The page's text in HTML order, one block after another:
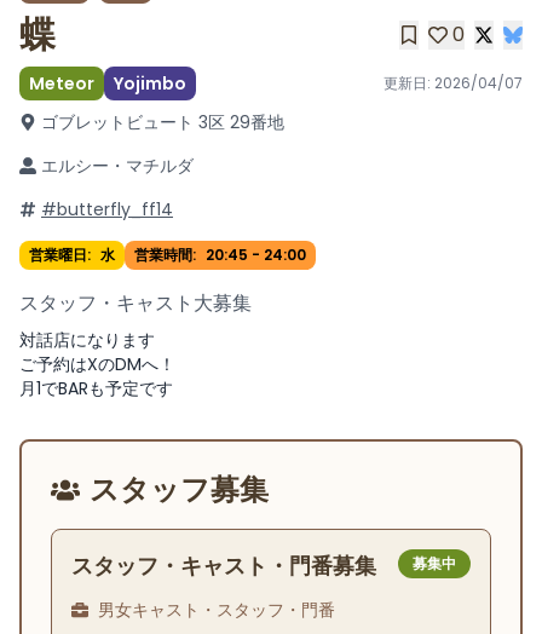
蝶 0
Meteor Yojimbo 更新日: 2026/04/07
ゴブレットビュート 3区 29番地
エルシー・マチルダ
#butterfly_ff14
営業曜日: 水 営業時間: 20:45 - 24:00
スタッフ・キャスト大募集
対話店になります
ご予約はXのDMへ！
月1でBARも予定です
スタッフ募集
スタッフ・キャスト・門番募集 募集中
男女キャスト・スタッフ・門番